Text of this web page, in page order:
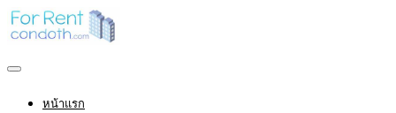
หน้าแรก